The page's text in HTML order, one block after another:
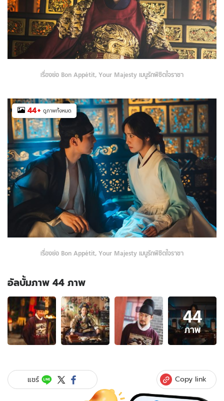
เรื่องย่อ Bon Appétit, Your Majesty เมนูรักพิชิตใจราชา
44+ ดูภาพทั้งหมด
เรื่องย่อ Bon Appétit, Your Majesty เมนูรักพิชิตใจราชา
อัลบั้มภาพ 44 ภาพ
อัลบั้ม
ภาพ
44
ภาพ
ของ
Bon
Appétit,
44
ภาพ
แชร์ Copy link